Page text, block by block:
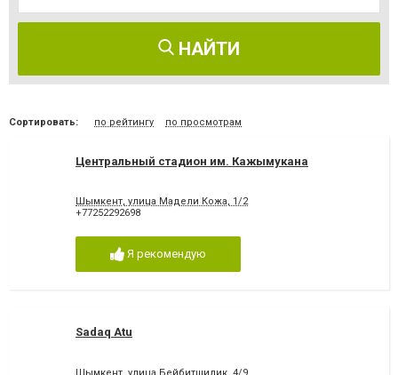
НАЙТИ
Сортировать: по рейтингу по просмотрам
Центральный стадион им. Кажымукана
Шымкент, улица Мадели Кожа, 1/2
+77252292698
Я рекомендую
Sadaq Atu
Шымкент, улица Бейбитшилик, 4/9